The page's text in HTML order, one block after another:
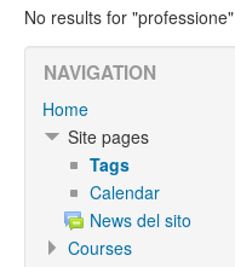
No results for "professione"
NAVIGATION
Home
Site pages
Tags
Calendar
News del sito
Courses